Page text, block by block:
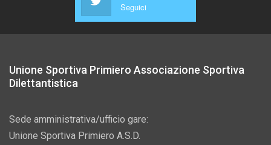
Seguici
Unione Sportiva Primiero Associazione Sportiva
Dilettantistica
Sede amministrativa/ufficio gare:
Unione Sportiva Primiero A.S.D.